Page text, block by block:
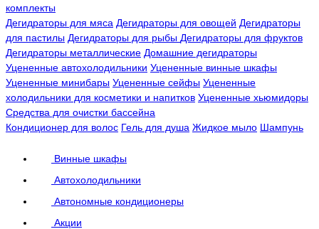
комплекты
Дегидраторы для мяса Дегидраторы для овощей Дегидраторы
для пастилы Дегидраторы для рыбы Дегидраторы для фруктов
Дегидраторы металлические Домашние дегидраторы
Уцененные автохолодильники Уцененные винные шкафы
Уцененные минибары Уцененные сейфы Уцененные
холодильники для косметики и напитков Уцененные хьюмидоры
Средства для очистки бассейна
Кондиционер для волос Гель для душа Жидкое мыло Шампунь
Винные шкафы
Автохолодильники
Автономные кондиционеры
Акции